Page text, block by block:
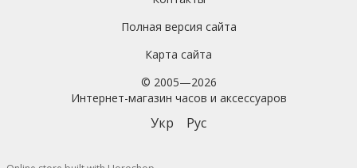
Полная версия сайта
Карта сайта
© 2005—2026
Интернет-магазин часов и аксессуаров
Укр Рус